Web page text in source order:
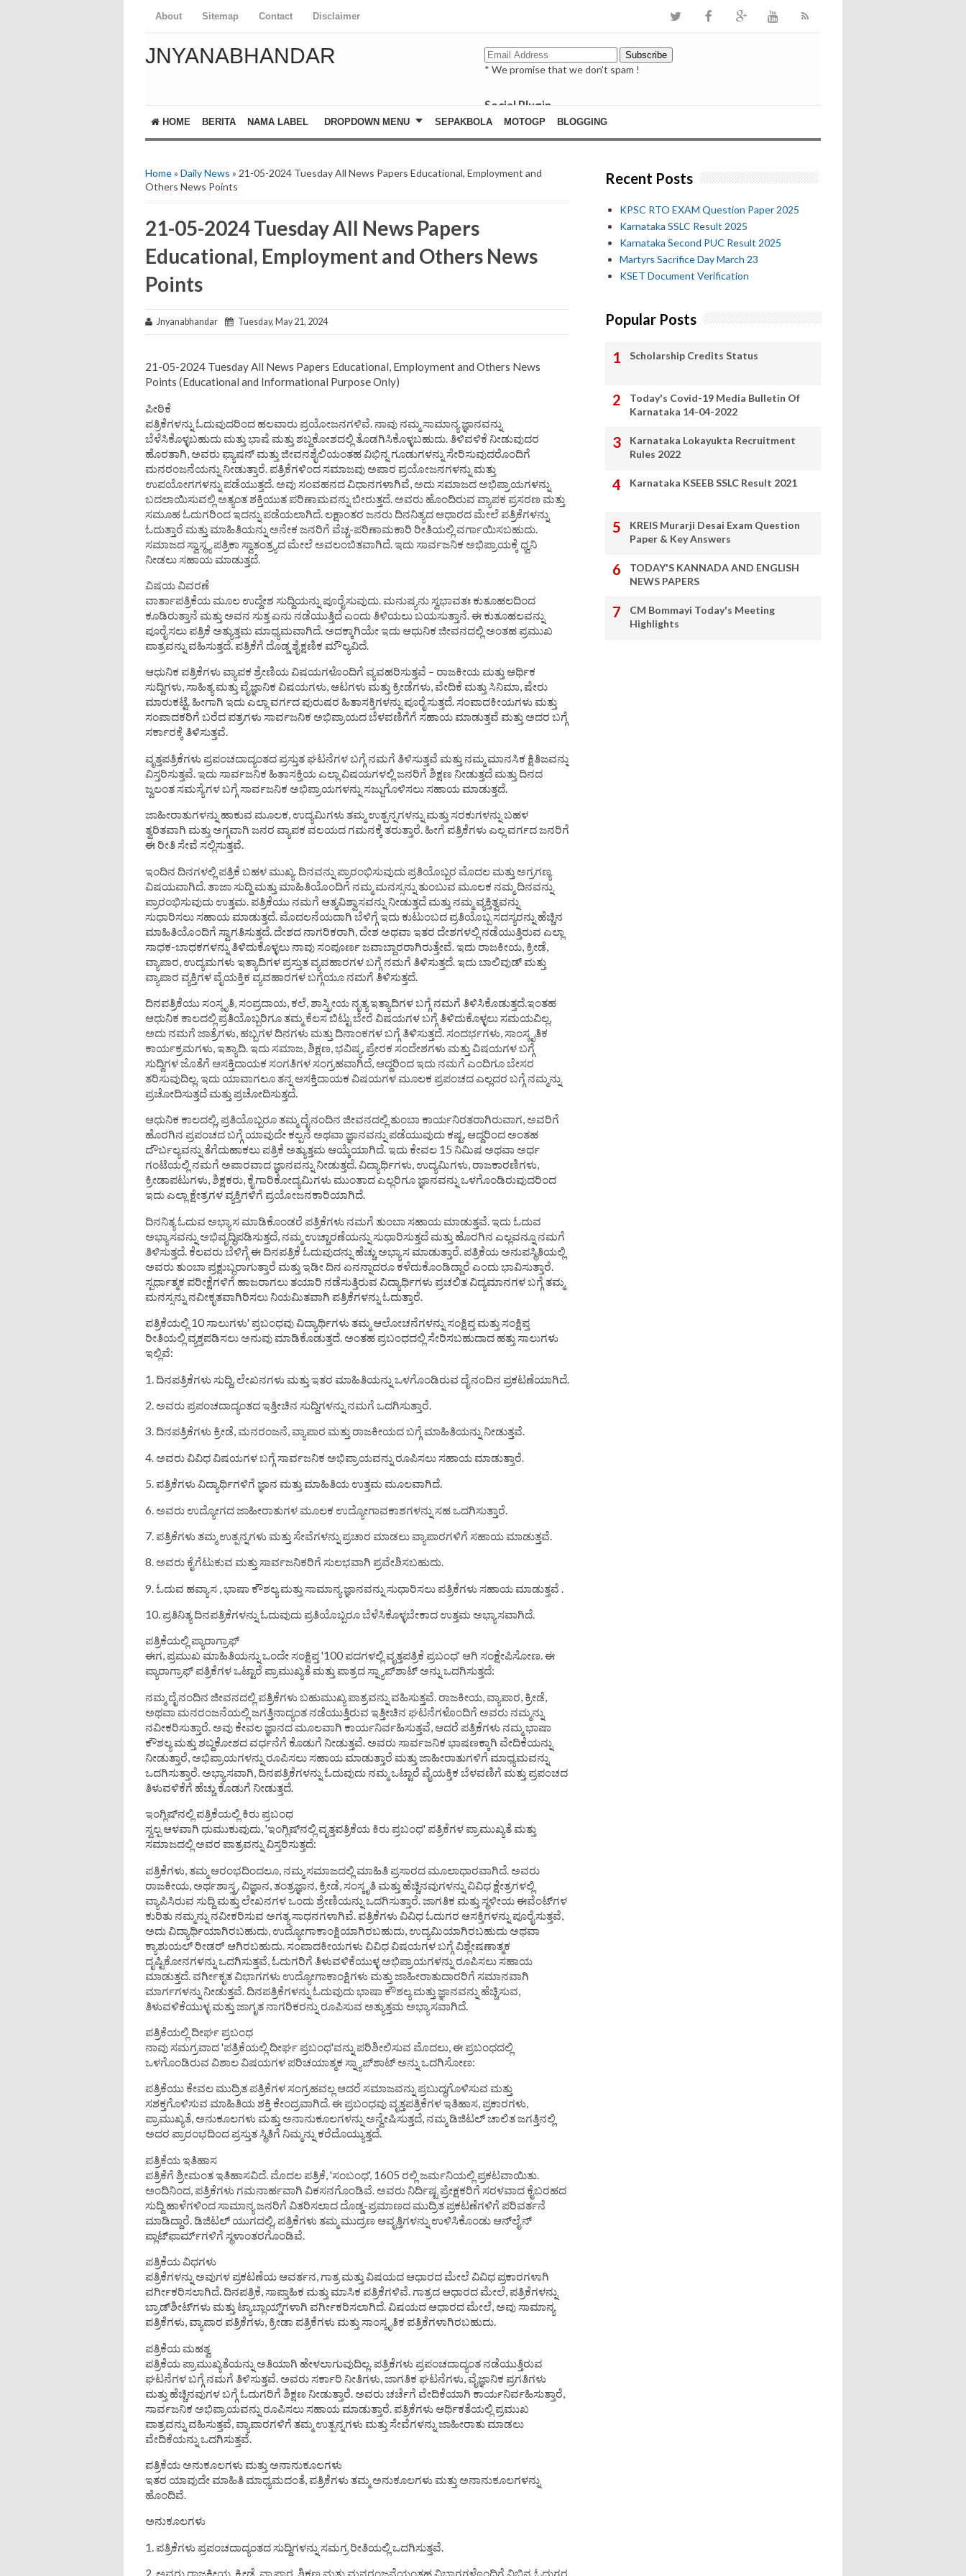
About Sitemap Contact Disclaimer
JNYANABHANDAR
* We promise that we don't spam !
Social Plugin
facebook
whatsapp
HOME BERITA NAMA LABEL DROPDOWN MENU SEPAKBOLA MOTOGP BLOGGING
Home» Daily News » 21-05-2024 Tuesday All News Papers Educational, Employment and
Others News Points
21-05-2024 Tuesday All News Papers
Educational, Employment and Others News
Points
Jnyanabhandar Tuesday, May 21, 2024
21-05-2024 Tuesday All News Papers Educational, Employment and Others News
Points (Educational and Informational Purpose Only)
ಪೀಠಿಕೆ
ಪತ್ರಿಕೆಗಳನ್ನು ಓದುವುದರಿಂದ ಹಲವಾರು ಪ್ರಯೋಜನಗಳಿವೆ. ನಾವು ನಮ್ಮ ಸಾಮಾನ್ಯ ಜ್ಞಾನವನ್ನು
ಬೆಳೆಸಿಕೊಳ್ಳಬಹುದು ಮತ್ತು ಭಾಷೆ ಮತ್ತು ಶಬ್ದಕೋಶದಲ್ಲಿ ತೊಡಗಿಸಿಕೊಳ್ಳಬಹುದು. ತಿಳಿವಳಿಕೆ ನೀಡುವುದರ
ಹೊರತಾಗಿ, ಅವರು ಫ್ಯಾಷನ್ ಮತ್ತು ಜೀವನಶೈಲಿಯಂತಹ ವಿಭಿನ್ನ ಗೂಡುಗಳನ್ನು ಸೇರಿಸುವುದರೊಂದಿಗೆ
ಮನರಂಜನೆಯನ್ನು ನೀಡುತ್ತಾರೆ. ಪತ್ರಿಕೆಗಳಿಂದ ಸಮಾಜವು ಅಪಾರ ಪ್ರಯೋಜನಗಳನ್ನು ಮತ್ತು
ಉಪಯೋಗಗಳನ್ನು ಪಡೆಯುತ್ತದೆ. ಅವು ಸಂವಹನದ ವಿಧಾನಗಳಾಗಿವೆ, ಅದು ಸಮಾಜದ ಅಭಿಪ್ರಾಯಗಳನ್ನು
ಬದಲಾಯಿಸುವಲ್ಲಿ ಅತ್ಯಂತ ಶಕ್ತಿಯುತ ಪರಿಣಾಮವನ್ನು ಬೀರುತ್ತದೆ. ಅವರು ಹೊಂದಿರುವ ವ್ಯಾಪಕ ಪ್ರಸರಣ ಮತ್ತು
ಸಮೂಹ ಓದುಗರಿಂದ ಇದನ್ನು ಪಡೆಯಲಾಗಿದೆ. ಲಕ್ಷಾಂತರ ಜನರು ದಿನನಿತ್ಯದ ಆಧಾರದ ಮೇಲೆ ಪತ್ರಿಕೆಗಳನ್ನು
ಓದುತ್ತಾರೆ ಮತ್ತು ಮಾಹಿತಿಯನ್ನು ಅನೇಕ ಜನರಿಗೆ ವೆಚ್ಚ-ಪರಿಣಾಮಕಾರಿ ರೀತಿಯಲ್ಲಿ ವರ್ಗಾಯಿಸಬಹುದು.
ಸಮಾಜದ ಸ್ವಾಸ್ಥ್ಯ ಪತ್ರಿಕಾ ಸ್ವಾತಂತ್ರ್ಯದ ಮೇಲೆ ಅವಲಂಬಿತವಾಗಿದೆ. ಇದು ಸಾರ್ವಜನಿಕ ಅಭಿಪ್ರಾಯಕ್ಕೆ ಧ್ವನಿ
ನೀಡಲು ಸಹಾಯ ಮಾಡುತ್ತದೆ.
ವಿಷಯ ವಿವರಣೆ
ವಾರ್ತಾಪತ್ರಿಕೆಯ ಮೂಲ ಉದ್ದೇಶ ಸುದ್ದಿಯನ್ನು ಪೂರೈಸುವುದು. ಮನುಷ್ಯನು ಸ್ವಭಾವತಃ ಕುತೂಹಲದಿಂದ
ಕೂಡಿರುತ್ತಾನೆ ಮತ್ತು ಅವನ ಸುತ್ತ ಏನು ನಡೆಯುತ್ತಿದೆ ಎಂದು ತಿಳಿಯಲು ಬಯಸುತ್ತಾನೆ. ಈ ಕುತೂಹಲವನ್ನು
ಪೂರೈಸಲು ಪತ್ರಿಕೆ ಅತ್ಯುತ್ತಮ ಮಾಧ್ಯಮವಾಗಿದೆ. ಅದಕ್ಕಾಗಿಯೇ ಇದು ಆಧುನಿಕ ಜೀವನದಲ್ಲಿ ಅಂತಹ ಪ್ರಮುಖ
ಪಾತ್ರವನ್ನು ವಹಿಸುತ್ತದೆ. ಪತ್ರಿಕೆಗೆ ದೊಡ್ಡ ಶೈಕ್ಷಣಿಕ ಮೌಲ್ಯವಿದೆ.
ಆಧುನಿಕ ಪತ್ರಿಕೆಗಳು ವ್ಯಾಪಕ ಶ್ರೇಣಿಯ ವಿಷಯಗಳೊಂದಿಗೆ ವ್ಯವಹರಿಸುತ್ತವೆ – ರಾಜಕೀಯ ಮತ್ತು ಆರ್ಥಿಕ
ಸುದ್ದಿಗಳು, ಸಾಹಿತ್ಯ ಮತ್ತು ವೈಜ್ಞಾನಿಕ ವಿಷಯಗಳು, ಆಟಗಳು ಮತ್ತು ಕ್ರೀಡೆಗಳು, ವೇದಿಕೆ ಮತ್ತು ಸಿನಿಮಾ, ಷೇರು
ಮಾರುಕಟ್ಟೆ. ಹೀಗಾಗಿ ಇದು ಎಲ್ಲಾ ವರ್ಗದ ಪುರುಷರ ಹಿತಾಸಕ್ತಿಗಳನ್ನು ಪೂರೈಸುತ್ತದೆ. ಸಂಪಾದಕೀಯಗಳು ಮತ್ತು
ಸಂಪಾದಕರಿಗೆ ಬರೆದ ಪತ್ರಗಳು ಸಾರ್ವಜನಿಕ ಅಭಿಪ್ರಾಯದ ಬೆಳವಣಿಗೆಗೆ ಸಹಾಯ ಮಾಡುತ್ತವೆ ಮತ್ತು ಅದರ ಬಗ್ಗೆ
ಸರ್ಕಾರಕ್ಕೆ ತಿಳಿಸುತ್ತವೆ.
ವೃತ್ತಪತ್ರಿಕೆಗಳು ಪ್ರಪಂಚದಾದ್ಯಂತದ ಪ್ರಸ್ತುತ ಘಟನೆಗಳ ಬಗ್ಗೆ ನಮಗೆ ತಿಳಿಸುತ್ತವೆ ಮತ್ತು ನಮ್ಮ ಮಾನಸಿಕ ಕ್ಷಿತಿಜವನ್ನು
ವಿಸ್ತರಿಸುತ್ತವೆ. ಇದು ಸಾರ್ವಜನಿಕ ಹಿತಾಸಕ್ತಿಯ ಎಲ್ಲಾ ವಿಷಯಗಳಲ್ಲಿ ಜನರಿಗೆ ಶಿಕ್ಷಣ ನೀಡುತ್ತದೆ ಮತ್ತು ದಿನದ
ಜ್ವಲಂತ ಸಮಸ್ಯೆಗಳ ಬಗ್ಗೆ ಸಾರ್ವಜನಿಕ ಅಭಿಪ್ರಾಯಗಳನ್ನು ಸಜ್ಜುಗೊಳಿಸಲು ಸಹಾಯ ಮಾಡುತ್ತದೆ.
ಜಾಹೀರಾತುಗಳನ್ನು ಹಾಕುವ ಮೂಲಕ, ಉದ್ಯಮಿಗಳು ತಮ್ಮ ಉತ್ಪನ್ನಗಳನ್ನು ಮತ್ತು ಸರಕುಗಳನ್ನು ಬಹಳ
ತ್ವರಿತವಾಗಿ ಮತ್ತು ಅಗ್ಗವಾಗಿ ಜನರ ವ್ಯಾಪಕ ವಲಯದ ಗಮನಕ್ಕೆ ತರುತ್ತಾರೆ. ಹೀಗೆ ಪತ್ರಿಕೆಗಳು ಎಲ್ಲ ವರ್ಗದ ಜನರಿಗೆ
ಈ ರೀತಿ ಸೇವೆ ಸಲ್ಲಿಸುತ್ತವೆ.
ಇಂದಿನ ದಿನಗಳಲ್ಲಿ ಪತ್ರಿಕೆ ಬಹಳ ಮುಖ್ಯ. ದಿನವನ್ನು ಪ್ರಾರಂಭಿಸುವುದು ಪ್ರತಿಯೊಬ್ಬರ ಮೊದಲ ಮತ್ತು ಅಗ್ರಗಣ್ಯ
ವಿಷಯವಾಗಿದೆ. ತಾಜಾ ಸುದ್ದಿ ಮತ್ತು ಮಾಹಿತಿಯೊಂದಿಗೆ ನಮ್ಮ ಮನಸ್ಸನ್ನು ತುಂಬುವ ಮೂಲಕ ನಮ್ಮ ದಿನವನ್ನು
ಪ್ರಾರಂಭಿಸುವುದು ಉತ್ತಮ. ಪತ್ರಿಕೆಯು ನಮಗೆ ಆತ್ಮವಿಶ್ವಾಸವನ್ನು ನೀಡುತ್ತದೆ ಮತ್ತು ನಮ್ಮ ವ್ಯಕ್ತಿತ್ವವನ್ನು
ಸುಧಾರಿಸಲು ಸಹಾಯ ಮಾಡುತ್ತದೆ. ಮೊದಲನೆಯದಾಗಿ ಬೆಳಿಗ್ಗೆ ಇದು ಕುಟುಂಬದ ಪ್ರತಿಯೊಬ್ಬ ಸದಸ್ಯರನ್ನು ಹೆಚ್ಚಿನ
ಮಾಹಿತಿಯೊಂದಿಗೆ ಸ್ವಾಗತಿಸುತ್ತದೆ. ದೇಶದ ನಾಗರಿಕರಾಗಿ, ದೇಶ ಅಥವಾ ಇತರ ದೇಶಗಳಲ್ಲಿ ನಡೆಯುತ್ತಿರುವ ಎಲ್ಲಾ
ಸಾಧಕ-ಬಾಧಕಗಳನ್ನು ತಿಳಿದುಕೊಳ್ಳಲು ನಾವು ಸಂಪೂರ್ಣ ಜವಾಬ್ದಾರರಾಗಿರುತ್ತೇವೆ. ಇದು ರಾಜಕೀಯ, ಕ್ರೀಡೆ,
ವ್ಯಾಪಾರ, ಉದ್ಯಮಗಳು ಇತ್ಯಾದಿಗಳ ಪ್ರಸ್ತುತ ವ್ಯವಹಾರಗಳ ಬಗ್ಗೆ ನಮಗೆ ತಿಳಿಸುತ್ತದೆ. ಇದು ಬಾಲಿವುಡ್ ಮತ್ತು
ವ್ಯಾಪಾರ ವ್ಯಕ್ತಿಗಳ ವೈಯಕ್ತಿಕ ವ್ಯವಹಾರಗಳ ಬಗ್ಗೆಯೂ ನಮಗೆ ತಿಳಿಸುತ್ತದೆ.
ದಿನಪತ್ರಿಕೆಯು ಸಂಸ್ಕೃತಿ, ಸಂಪ್ರದಾಯ, ಕಲೆ, ಶಾಸ್ತ್ರೀಯ ನೃತ್ಯ ಇತ್ಯಾದಿಗಳ ಬಗ್ಗೆ ನಮಗೆ ತಿಳಿಸಿಕೊಡುತ್ತದೆ.ಇಂತಹ
ಆಧುನಿಕ ಕಾಲದಲ್ಲಿ ಪ್ರತಿಯೊಬ್ಬರಿಗೂ ತಮ್ಮ ಕೆಲಸ ಬಿಟ್ಟು ಬೇರೆ ವಿಷಯಗಳ ಬಗ್ಗೆ ತಿಳಿದುಕೊಳ್ಳಲು ಸಮಯವಿಲ್ಲ,
ಅದು ನಮಗೆ ಜಾತ್ರೆಗಳು, ಹಬ್ಬಗಳ ದಿನಗಳು ಮತ್ತು ದಿನಾಂಕಗಳ ಬಗ್ಗೆ ತಿಳಿಸುತ್ತದೆ. ಸಂದರ್ಭಗಳು, ಸಾಂಸ್ಕೃತಿಕ
ಕಾರ್ಯಕ್ರಮಗಳು, ಇತ್ಯಾದಿ. ಇದು ಸಮಾಜ, ಶಿಕ್ಷಣ, ಭವಿಷ್ಯ, ಪ್ರೇರಕ ಸಂದೇಶಗಳು ಮತ್ತು ವಿಷಯಗಳ ಬಗ್ಗೆ
ಸುದ್ದಿಗಳ ಜೊತೆಗೆ ಆಸಕ್ತಿದಾಯಕ ಸಂಗತಿಗಳ ಸಂಗ್ರಹವಾಗಿದೆ, ಆದ್ದರಿಂದ ಇದು ನಮಗೆ ಎಂದಿಗೂ ಬೇಸರ
ತರಿಸುವುದಿಲ್ಲ. ಇದು ಯಾವಾಗಲೂ ತನ್ನ ಆಸಕ್ತಿದಾಯಕ ವಿಷಯಗಳ ಮೂಲಕ ಪ್ರಪಂಚದ ಎಲ್ಲದರ ಬಗ್ಗೆ ನಮ್ಮನ್ನು
ಪ್ರಚೋದಿಸುತ್ತದೆ ಮತ್ತು ಪ್ರಚೋದಿಸುತ್ತದೆ.
ಆಧುನಿಕ ಕಾಲದಲ್ಲಿ, ಪ್ರತಿಯೊಬ್ಬರೂ ತಮ್ಮ ದೈನಂದಿನ ಜೀವನದಲ್ಲಿ ತುಂಬಾ ಕಾರ್ಯನಿರತರಾಗಿರುವಾಗ, ಅವರಿಗೆ
ಹೊರಗಿನ ಪ್ರಪಂಚದ ಬಗ್ಗೆ ಯಾವುದೇ ಕಲ್ಪನೆ ಅಥವಾ ಜ್ಞಾನವನ್ನು ಪಡೆಯುವುದು ಕಷ್ಟ, ಆದ್ದರಿಂದ ಅಂತಹ
ದೌರ್ಬಲ್ಯವನ್ನು ತೆಗೆದುಹಾಕಲು ಪತ್ರಿಕೆ ಅತ್ಯುತ್ತಮ ಆಯ್ಕೆಯಾಗಿದೆ. ಇದು ಕೇವಲ 15 ನಿಮಿಷ ಅಥವಾ ಅರ್ಧ
ಗಂಟೆಯಲ್ಲಿ ನಮಗೆ ಅಪಾರವಾದ ಜ್ಞಾನವನ್ನು ನೀಡುತ್ತದೆ. ವಿದ್ಯಾರ್ಥಿಗಳು, ಉದ್ಯಮಿಗಳು, ರಾಜಕಾರಣಿಗಳು,
ಕ್ರೀಡಾಪಟುಗಳು, ಶಿಕ್ಷಕರು, ಕೈಗಾರಿಕೋದ್ಯಮಿಗಳು ಮುಂತಾದ ಎಲ್ಲರಿಗೂ ಜ್ಞಾನವನ್ನು ಒಳಗೊಂಡಿರುವುದರಿಂದ
ಇದು ಎಲ್ಲಾ ಕ್ಷೇತ್ರಗಳ ವ್ಯಕ್ತಿಗಳಿಗೆ ಪ್ರಯೋಜನಕಾರಿಯಾಗಿದೆ.
ದಿನನಿತ್ಯ ಓದುವ ಅಭ್ಯಾಸ ಮಾಡಿಕೊಂಡರೆ ಪತ್ರಿಕೆಗಳು ನಮಗೆ ತುಂಬಾ ಸಹಾಯ ಮಾಡುತ್ತವೆ. ಇದು ಓದುವ
ಅಭ್ಯಾಸವನ್ನು ಅಭಿವೃದ್ಧಿಪಡಿಸುತ್ತದೆ, ನಮ್ಮ ಉಚ್ಚಾರಣೆಯನ್ನು ಸುಧಾರಿಸುತ್ತದೆ ಮತ್ತು ಹೊರಗಿನ ಎಲ್ಲವನ್ನೂ ನಮಗೆ
ತಿಳಿಸುತ್ತದೆ. ಕೆಲವರು ಬೆಳಿಗ್ಗೆ ಈ ದಿನಪತ್ರಿಕೆ ಓದುವುದನ್ನು ಹೆಚ್ಚು ಅಭ್ಯಾಸ ಮಾಡುತ್ತಾರೆ. ಪತ್ರಿಕೆಯ ಅನುಪಸ್ಥಿತಿಯಲ್ಲಿ
ಅವರು ತುಂಬಾ ಪ್ರಕ್ಷುಬ್ಧರಾಗುತ್ತಾರೆ ಮತ್ತು ಇಡೀ ದಿನ ಏನನ್ನಾದರೂ ಕಳೆದುಕೊಂಡಿದ್ದಾರೆ ಎಂದು ಭಾವಿಸುತ್ತಾರೆ.
ಸ್ಪರ್ಧಾತ್ಮಕ ಪರೀಕ್ಷೆಗಳಿಗೆ ಹಾಜರಾಗಲು ತಯಾರಿ ನಡೆಸುತ್ತಿರುವ ವಿದ್ಯಾರ್ಥಿಗಳು ಪ್ರಚಲಿತ ವಿದ್ಯಮಾನಗಳ ಬಗ್ಗೆ ತಮ್ಮ
ಮನಸ್ಸನ್ನು ನವೀಕೃತವಾಗಿರಿಸಲು ನಿಯಮಿತವಾಗಿ ಪತ್ರಿಕೆಗಳನ್ನು ಓದುತ್ತಾರೆ.
ಪತ್ರಿಕೆಯಲ್ಲಿ 10 ಸಾಲುಗಳು' ಪ್ರಬಂಧವು ವಿದ್ಯಾರ್ಥಿಗಳು ತಮ್ಮ ಆಲೋಚನೆಗಳನ್ನು ಸಂಕ್ಷಿಪ್ತ ಮತ್ತು ಸಂಕ್ಷಿಪ್ತ
ರೀತಿಯಲ್ಲಿ ವ್ಯಕ್ತಪಡಿಸಲು ಅನುವು ಮಾಡಿಕೊಡುತ್ತದೆ. ಅಂತಹ ಪ್ರಬಂಧದಲ್ಲಿ ಸೇರಿಸಬಹುದಾದ ಹತ್ತು ಸಾಲುಗಳು
ಇಲ್ಲಿವೆ:
1. ದಿನಪತ್ರಿಕೆಗಳು ಸುದ್ದಿ, ಲೇಖನಗಳು ಮತ್ತು ಇತರ ಮಾಹಿತಿಯನ್ನು ಒಳಗೊಂಡಿರುವ ದೈನಂದಿನ ಪ್ರಕಟಣೆಯಾಗಿದೆ.
2. ಅವರು ಪ್ರಪಂಚದಾದ್ಯಂತದ ಇತ್ತೀಚಿನ ಸುದ್ದಿಗಳನ್ನು ನಮಗೆ ಒದಗಿಸುತ್ತಾರೆ.
3. ದಿನಪತ್ರಿಕೆಗಳು ಕ್ರೀಡೆ, ಮನರಂಜನೆ, ವ್ಯಾಪಾರ ಮತ್ತು ರಾಜಕೀಯದ ಬಗ್ಗೆ ಮಾಹಿತಿಯನ್ನು ನೀಡುತ್ತವೆ.
4. ಅವರು ವಿವಿಧ ವಿಷಯಗಳ ಬಗ್ಗೆ ಸಾರ್ವಜನಿಕ ಅಭಿಪ್ರಾಯವನ್ನು ರೂಪಿಸಲು ಸಹಾಯ ಮಾಡುತ್ತಾರೆ.
5. ಪತ್ರಿಕೆಗಳು ವಿದ್ಯಾರ್ಥಿಗಳಿಗೆ ಜ್ಞಾನ ಮತ್ತು ಮಾಹಿತಿಯ ಉತ್ತಮ ಮೂಲವಾಗಿದೆ.
6. ಅವರು ಉದ್ಯೋಗದ ಜಾಹೀರಾತುಗಳ ಮೂಲಕ ಉದ್ಯೋಗಾವಕಾಶಗಳನ್ನು ಸಹ ಒದಗಿಸುತ್ತಾರೆ.
7. ಪತ್ರಿಕೆಗಳು ತಮ್ಮ ಉತ್ಪನ್ನಗಳು ಮತ್ತು ಸೇವೆಗಳನ್ನು ಪ್ರಚಾರ ಮಾಡಲು ವ್ಯಾಪಾರಗಳಿಗೆ ಸಹಾಯ ಮಾಡುತ್ತವೆ.
8. ಅವರು ಕೈಗೆಟುಕುವ ಮತ್ತು ಸಾರ್ವಜನಿಕರಿಗೆ ಸುಲಭವಾಗಿ ಪ್ರವೇಶಿಸಬಹುದು.
9. ಓದುವ ಹವ್ಯಾಸ , ಭಾಷಾ ಕೌಶಲ್ಯ ಮತ್ತು ಸಾಮಾನ್ಯ ಜ್ಞಾನವನ್ನು ಸುಧಾರಿಸಲು ಪತ್ರಿಕೆಗಳು ಸಹಾಯ ಮಾಡುತ್ತವೆ .
10. ಪ್ರತಿನಿತ್ಯ ದಿನಪತ್ರಿಕೆಗಳನ್ನು ಓದುವುದು ಪ್ರತಿಯೊಬ್ಬರೂ ಬೆಳೆಸಿಕೊಳ್ಳಬೇಕಾದ ಉತ್ತಮ ಅಭ್ಯಾಸವಾಗಿದೆ.
ಪತ್ರಿಕೆಯಲ್ಲಿ ಪ್ಯಾರಾಗ್ರಾಫ್
ಈಗ, ಪ್ರಮುಖ ಮಾಹಿತಿಯನ್ನು ಒಂದೇ ಸಂಕ್ಷಿಪ್ತ '100 ಪದಗಳಲ್ಲಿ ವೃತ್ತಪತ್ರಿಕೆ ಪ್ರಬಂಧ' ಆಗಿ ಸಂಕ್ಷೇಪಿಸೋಣ. ಈ
ಪ್ಯಾರಾಗ್ರಾಫ್ ಪತ್ರಿಕೆಗಳ ಒಟ್ಟಾರೆ ಪ್ರಾಮುಖ್ಯತೆ ಮತ್ತು ಪಾತ್ರದ ಸ್ನ್ಯಾಪ್‌ಶಾಟ್ ಅನ್ನು ಒದಗಿಸುತ್ತದೆ:
ನಮ್ಮ ದೈನಂದಿನ ಜೀವನದಲ್ಲಿ ಪತ್ರಿಕೆಗಳು ಬಹುಮುಖ್ಯ ಪಾತ್ರವನ್ನು ವಹಿಸುತ್ತವೆ. ರಾಜಕೀಯ, ವ್ಯಾಪಾರ, ಕ್ರೀಡೆ,
ಅಥವಾ ಮನರಂಜನೆಯಲ್ಲಿ ಜಗತ್ತಿನಾದ್ಯಂತ ನಡೆಯುತ್ತಿರುವ ಇತ್ತೀಚಿನ ಘಟನೆಗಳೊಂದಿಗೆ ಅವರು ನಮ್ಮನ್ನು
ನವೀಕರಿಸುತ್ತಾರೆ. ಅವು ಕೇವಲ ಜ್ಞಾನದ ಮೂಲವಾಗಿ ಕಾರ್ಯನಿರ್ವಹಿಸುತ್ತವೆ, ಆದರೆ ಪತ್ರಿಕೆಗಳು ನಮ್ಮ ಭಾಷಾ
ಕೌಶಲ್ಯ ಮತ್ತು ಶಬ್ದಕೋಶದ ವರ್ಧನೆಗೆ ಕೊಡುಗೆ ನೀಡುತ್ತವೆ. ಅವರು ಸಾರ್ವಜನಿಕ ಭಾಷಣಕ್ಕಾಗಿ ವೇದಿಕೆಯನ್ನು
ನೀಡುತ್ತಾರೆ, ಅಭಿಪ್ರಾಯಗಳನ್ನು ರೂಪಿಸಲು ಸಹಾಯ ಮಾಡುತ್ತಾರೆ ಮತ್ತು ಜಾಹೀರಾತುಗಳಿಗೆ ಮಾಧ್ಯಮವನ್ನು
ಒದಗಿಸುತ್ತಾರೆ. ಅಭ್ಯಾಸವಾಗಿ, ದಿನಪತ್ರಿಕೆಗಳನ್ನು ಓದುವುದು ನಮ್ಮ ಒಟ್ಟಾರೆ ವೈಯಕ್ತಿಕ ಬೆಳವಣಿಗೆ ಮತ್ತು ಪ್ರಪಂಚದ
ತಿಳುವಳಿಕೆಗೆ ಹೆಚ್ಚು ಕೊಡುಗೆ ನೀಡುತ್ತದೆ.
ಇಂಗ್ಲಿಷ್‌ನಲ್ಲಿ ಪತ್ರಿಕೆಯಲ್ಲಿ ಕಿರು ಪ್ರಬಂಧ
ಸ್ವಲ್ಪ ಆಳವಾಗಿ ಧುಮುಕುವುದು, 'ಇಂಗ್ಲಿಷ್‌ನಲ್ಲಿ ವೃತ್ತಪತ್ರಿಕೆಯ ಕಿರು ಪ್ರಬಂಧ' ಪತ್ರಿಕೆಗಳ ಪ್ರಾಮುಖ್ಯತೆ ಮತ್ತು
ಸಮಾಜದಲ್ಲಿ ಅವರ ಪಾತ್ರವನ್ನು ವಿಸ್ತರಿಸುತ್ತದೆ:
ಪತ್ರಿಕೆಗಳು, ತಮ್ಮ ಆರಂಭದಿಂದಲೂ, ನಮ್ಮ ಸಮಾಜದಲ್ಲಿ ಮಾಹಿತಿ ಪ್ರಸಾರದ ಮೂಲಾಧಾರವಾಗಿದೆ. ಅವರು
ರಾಜಕೀಯ, ಅರ್ಥಶಾಸ್ತ್ರ, ವಿಜ್ಞಾನ, ತಂತ್ರಜ್ಞಾನ, ಕ್ರೀಡೆ, ಸಂಸ್ಕೃತಿ ಮತ್ತು ಹೆಚ್ಚಿನವುಗಳನ್ನು ವಿವಿಧ ಕ್ಷೇತ್ರಗಳಲ್ಲಿ
ವ್ಯಾಪಿಸಿರುವ ಸುದ್ದಿ ಮತ್ತು ಲೇಖನಗಳ ಒಂದು ಶ್ರೇಣಿಯನ್ನು ಒದಗಿಸುತ್ತಾರೆ. ಜಾಗತಿಕ ಮತ್ತು ಸ್ಥಳೀಯ ಈವೆಂಟ್‌ಗಳ
ಕುರಿತು ನಮ್ಮನ್ನು ನವೀಕರಿಸುವ ಅಗತ್ಯ ಸಾಧನಗಳಾಗಿವೆ. ಪತ್ರಿಕೆಗಳು ವಿವಿಧ ಓದುಗರ ಆಸಕ್ತಿಗಳನ್ನು ಪೂರೈಸುತ್ತವೆ,
ಅದು ವಿದ್ಯಾರ್ಥಿಯಾಗಿರಬಹುದು, ಉದ್ಯೋಗಾಕಾಂಕ್ಷಿಯಾಗಿರಬಹುದು, ಉದ್ಯಮಿಯಾಗಿರಬಹುದು ಅಥವಾ
ಕ್ಯಾಶುಯಲ್ ರೀಡರ್ ಆಗಿರಬಹುದು. ಸಂಪಾದಕೀಯಗಳು ವಿವಿಧ ವಿಷಯಗಳ ಬಗ್ಗೆ ವಿಶ್ಲೇಷಣಾತ್ಮಕ
ದೃಷ್ಟಿಕೋನಗಳನ್ನು ಒದಗಿಸುತ್ತವೆ, ಓದುಗರಿಗೆ ತಿಳುವಳಿಕೆಯುಳ್ಳ ಅಭಿಪ್ರಾಯಗಳನ್ನು ರೂಪಿಸಲು ಸಹಾಯ
ಮಾಡುತ್ತದೆ. ವರ್ಗೀಕೃತ ವಿಭಾಗಗಳು ಉದ್ಯೋಗಾಕಾಂಕ್ಷಿಗಳು ಮತ್ತು ಜಾಹೀರಾತುದಾರರಿಗೆ ಸಮಾನವಾಗಿ
ಮಾರ್ಗಗಳನ್ನು ನೀಡುತ್ತವೆ. ದಿನಪತ್ರಿಕೆಗಳನ್ನು ಓದುವುದು ಭಾಷಾ ಕೌಶಲ್ಯ ಮತ್ತು ಜ್ಞಾನವನ್ನು ಹೆಚ್ಚಿಸುವ,
ತಿಳುವಳಿಕೆಯುಳ್ಳ ಮತ್ತು ಜಾಗೃತ ನಾಗರಿಕರನ್ನು ರೂಪಿಸುವ ಅತ್ಯುತ್ತಮ ಅಭ್ಯಾಸವಾಗಿದೆ.
ಪತ್ರಿಕೆಯಲ್ಲಿ ದೀರ್ಘ ಪ್ರಬಂಧ
ನಾವು ಸಮಗ್ರವಾದ 'ಪತ್ರಿಕೆಯಲ್ಲಿ ದೀರ್ಘ ಪ್ರಬಂಧ'ವನ್ನು ಪರಿಶೀಲಿಸುವ ಮೊದಲು, ಈ ಪ್ರಬಂಧದಲ್ಲಿ
ಒಳಗೊಂಡಿರುವ ವಿಶಾಲ ವಿಷಯಗಳ ಪರಿಚಯಾತ್ಮಕ ಸ್ನ್ಯಾಪ್‌ಶಾಟ್ ಅನ್ನು ಒದಗಿಸೋಣ:
ಪತ್ರಿಕೆಯು ಕೇವಲ ಮುದ್ರಿತ ಪತ್ರಿಕೆಗಳ ಸಂಗ್ರಹವಲ್ಲ ಆದರೆ ಸಮಾಜವನ್ನು ಪ್ರಬುದ್ಧಗೊಳಿಸುವ ಮತ್ತು
ಸಶಕ್ತಗೊಳಿಸುವ ಮಾಹಿತಿಯ ಶಕ್ತಿ ಕೇಂದ್ರವಾಗಿದೆ. ಈ ಪ್ರಬಂಧವು ವೃತ್ತಪತ್ರಿಕೆಗಳ ಇತಿಹಾಸ, ಪ್ರಕಾರಗಳು,
ಪ್ರಾಮುಖ್ಯತೆ, ಅನುಕೂಲಗಳು ಮತ್ತು ಅನಾನುಕೂಲಗಳನ್ನು ಅನ್ವೇಷಿಸುತ್ತದೆ, ನಮ್ಮ ಡಿಜಿಟಲ್ ಚಾಲಿತ ಜಗತ್ತಿನಲ್ಲಿ
ಅದರ ಪ್ರಾರಂಭದಿಂದ ಪ್ರಸ್ತುತ ಸ್ಥಿತಿಗೆ ನಿಮ್ಮನ್ನು ಕರೆದೊಯ್ಯುತ್ತದೆ.
ಪತ್ರಿಕೆಯ ಇತಿಹಾಸ
ಪತ್ರಿಕೆಗೆ ಶ್ರೀಮಂತ ಇತಿಹಾಸವಿದೆ. ಮೊದಲ ಪತ್ರಿಕೆ, 'ಸಂಬಂಧ', 1605 ರಲ್ಲಿ ಜರ್ಮನಿಯಲ್ಲಿ ಪ್ರಕಟವಾಯಿತು.
ಅಂದಿನಿಂದ, ಪತ್ರಿಕೆಗಳು ಗಮನಾರ್ಹವಾಗಿ ವಿಕಸನಗೊಂಡಿವೆ. ಅವರು ನಿರ್ದಿಷ್ಟ ಪ್ರೇಕ್ಷಕರಿಗೆ ಸರಳವಾದ ಕೈಬರಹದ
ಸುದ್ದಿ ಹಾಳೆಗಳಿಂದ ಸಾಮಾನ್ಯ ಜನರಿಗೆ ವಿತರಿಸಲಾದ ದೊಡ್ಡ-ಪ್ರಮಾಣದ ಮುದ್ರಿತ ಪ್ರಕಟಣೆಗಳಿಗೆ ಪರಿವರ್ತನೆ
ಮಾಡಿದ್ದಾರೆ. ಡಿಜಿಟಲ್ ಯುಗದಲ್ಲಿ, ಪತ್ರಿಕೆಗಳು ತಮ್ಮ ಮುದ್ರಣ ಆವೃತ್ತಿಗಳನ್ನು ಉಳಿಸಿಕೊಂಡು ಆನ್‌ಲೈನ್
ಪ್ಲಾಟ್‌ಫಾರ್ಮ್‌ಗಳಿಗೆ ಸ್ಥಳಾಂತರಗೊಂಡಿವೆ.
ಪತ್ರಿಕೆಯ ವಿಧಗಳು
ಪತ್ರಿಕೆಗಳನ್ನು ಅವುಗಳ ಪ್ರಕಟಣೆಯ ಆವರ್ತನ, ಗಾತ್ರ ಮತ್ತು ವಿಷಯದ ಆಧಾರದ ಮೇಲೆ ವಿವಿಧ ಪ್ರಕಾರಗಳಾಗಿ
ವರ್ಗೀಕರಿಸಲಾಗಿದೆ. ದಿನಪತ್ರಿಕೆ, ಸಾಪ್ತಾಹಿಕ ಮತ್ತು ಮಾಸಿಕ ಪತ್ರಿಕೆಗಳಿವೆ. ಗಾತ್ರದ ಆಧಾರದ ಮೇಲೆ, ಪತ್ರಿಕೆಗಳನ್ನು
ಬ್ರಾಡ್‌ಶೀಟ್‌ಗಳು ಮತ್ತು ಟ್ಯಾಬ್ಲಾಯ್ಡ್‌ಗಳಾಗಿ ವರ್ಗೀಕರಿಸಲಾಗಿದೆ. ವಿಷಯದ ಆಧಾರದ ಮೇಲೆ, ಅವು ಸಾಮಾನ್ಯ
ಪತ್ರಿಕೆಗಳು, ವ್ಯಾಪಾರ ಪತ್ರಿಕೆಗಳು, ಕ್ರೀಡಾ ಪತ್ರಿಕೆಗಳು ಮತ್ತು ಸಾಂಸ್ಕೃತಿಕ ಪತ್ರಿಕೆಗಳಾಗಿರಬಹುದು.
ಪತ್ರಿಕೆಯ ಮಹತ್ವ
ಪತ್ರಿಕೆಯ ಪ್ರಾಮುಖ್ಯತೆಯನ್ನು ಅತಿಯಾಗಿ ಹೇಳಲಾಗುವುದಿಲ್ಲ. ಪತ್ರಿಕೆಗಳು ಪ್ರಪಂಚದಾದ್ಯಂತ ನಡೆಯುತ್ತಿರುವ
ಘಟನೆಗಳ ಬಗ್ಗೆ ನಮಗೆ ತಿಳಿಸುತ್ತವೆ. ಅವರು ಸರ್ಕಾರಿ ನೀತಿಗಳು, ಜಾಗತಿಕ ಘಟನೆಗಳು, ವೈಜ್ಞಾನಿಕ ಪ್ರಗತಿಗಳು
ಮತ್ತು ಹೆಚ್ಚಿನವುಗಳ ಬಗ್ಗೆ ಓದುಗರಿಗೆ ಶಿಕ್ಷಣ ನೀಡುತ್ತಾರೆ. ಅವರು ಚರ್ಚೆಗೆ ವೇದಿಕೆಯಾಗಿ ಕಾರ್ಯನಿರ್ವಹಿಸುತ್ತಾರೆ,
ಸಾರ್ವಜನಿಕ ಅಭಿಪ್ರಾಯವನ್ನು ರೂಪಿಸಲು ಸಹಾಯ ಮಾಡುತ್ತಾರೆ. ಪತ್ರಿಕೆಗಳು ಆರ್ಥಿಕತೆಯಲ್ಲಿ ಪ್ರಮುಖ
ಪಾತ್ರವನ್ನು ವಹಿಸುತ್ತವೆ, ವ್ಯಾಪಾರಗಳಿಗೆ ತಮ್ಮ ಉತ್ಪನ್ನಗಳು ಮತ್ತು ಸೇವೆಗಳನ್ನು ಜಾಹೀರಾತು ಮಾಡಲು
ವೇದಿಕೆಯನ್ನು ಒದಗಿಸುತ್ತವೆ.
ಪತ್ರಿಕೆಯ ಅನುಕೂಲಗಳು ಮತ್ತು ಅನಾನುಕೂಲಗಳು
ಇತರ ಯಾವುದೇ ಮಾಹಿತಿ ಮಾಧ್ಯಮದಂತೆ, ಪತ್ರಿಕೆಗಳು ತಮ್ಮ ಅನುಕೂಲಗಳು ಮತ್ತು ಅನಾನುಕೂಲಗಳನ್ನು
ಹೊಂದಿವೆ.
ಅನುಕೂಲಗಳು
1. ಪತ್ರಿಕೆಗಳು ಪ್ರಪಂಚದಾದ್ಯಂತದ ಸುದ್ದಿಗಳನ್ನು ಸಮಗ್ರ ರೀತಿಯಲ್ಲಿ ಒದಗಿಸುತ್ತವೆ.
2. ಅವರು ರಾಜಕೀಯ, ಕ್ರೀಡೆ, ವ್ಯಾಪಾರ, ಶಿಕ್ಷಣ ಮತ್ತು ಮನರಂಜನೆಯಂತಹ ವಿಭಾಗಗಳೊಂದಿಗೆ ವಿಭಿನ್ನ ಓದುಗರ
Recent Posts
KPSC RTO EXAM Question Paper 2025
Karnataka SSLC Result 2025
Karnataka Second PUC Result 2025
Martyrs Sacrifice Day March 23
KSET Document Verification
Popular Posts
Scholarship Credits Status
Today's Covid-19 Media Bulletin Of
Karnataka 14-04-2022
Karnataka Lokayukta Recruitment
Rules 2022
Karnataka KSEEB SSLC Result 2021
KREIS Murarji Desai Exam Question
Paper & Key Answers
TODAY'S KANNADA AND ENGLISH
NEWS PAPERS
CM Bommayi Today's Meeting
Highlights